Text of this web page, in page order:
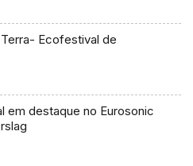
Terra- Ecofestival de
em destaque no Eurosonic